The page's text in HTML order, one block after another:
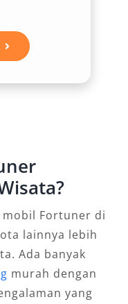
ketiga.
bagi
antar
dan
mobil Fortuner di
lainnya lebih
Ada banyak
murah dengan
yang